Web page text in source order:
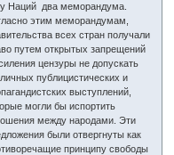
Наций два меморандума.
этим меморандумам,
всех стран получали
путем открытых запрещений
цензуры не допускать
публицистических и
выступлений,
могли бы испортить
между народами. Эти
были отвергнуты как
принципу свободы